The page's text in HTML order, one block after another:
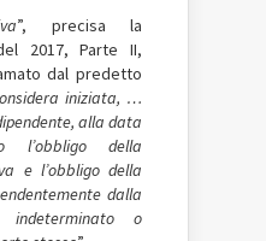
”, precisa la
2017, Parte II,
dal predetto
iniziata, …
alla data
l’obbligo della
e l’obbligo della
dalla
o